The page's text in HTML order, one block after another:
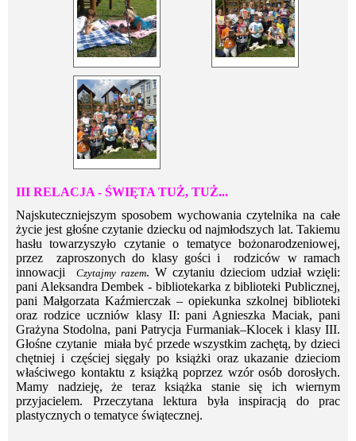
III RELACJA - ŚWIĘTA TUŻ, TUŻ...
Najskuteczniejszym sposobem wychowania czytelnika na całe
życie jest głośne czytanie dziecku od najmłodszych lat. Takiemu
hasłu towarzyszyło czytanie o tematyce bożonarodzeniowej,
przez zaproszonych do klasy gości i rodziców w ramach
innowacji Czytajmy razem. W czytaniu dzieciom udział wzięli:
pani Aleksandra Dembek - bibliotekarka z biblioteki Publicznej,
pani Małgorzata Kaźmierczak – opiekunka szkolnej biblioteki
oraz rodzice uczniów klasy II: pani Agnieszka Maciak, pani
Grażyna Stodolna, pani Patrycja Furmaniak–Klocek i klasy III.
Głośne czytanie miała być przede wszystkim zachętą, by dzieci
chętniej i częściej sięgały po książki oraz ukazanie dzieciom
właściwego kontaktu z książką poprzez wzór osób dorosłych.
Mamy nadzieję, że teraz książka stanie się ich wiernym
przyjacielem. Przeczytana lektura była inspiracją do prac
plastycznych o tematyce świątecznej.